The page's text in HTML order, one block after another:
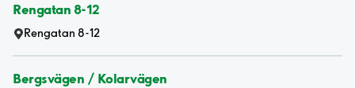
Rengatan 8-12
Rengatan 8-12
Bergsvägen / Kolarvägen